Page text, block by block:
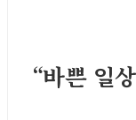
“바쁜 일